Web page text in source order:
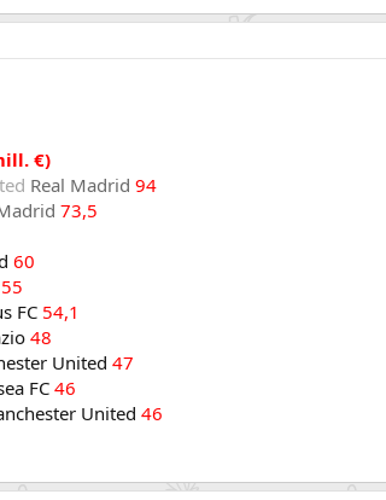
€)
Real Madrid 94
73,5
60
55
FC 54,1
48
United 47
FC 46
United 46